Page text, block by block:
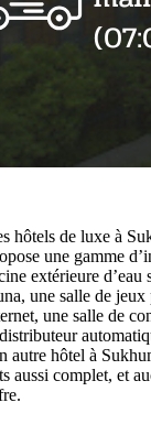
hôtels de luxe à
une gamme
extérieure d’eau
une salle de
une salle de
autre hôtel à
aussi complet, et